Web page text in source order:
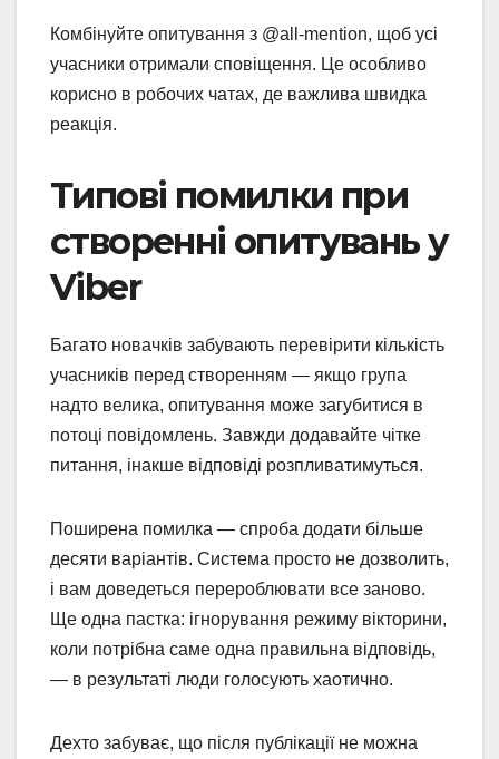
Комбінуйте опитування з @all-mention, щоб усі
учасники отримали сповіщення. Це особливо
корисно в робочих чатах, де важлива швидка
реакція.
Типові помилки при
створенні опитувань у
Viber
Багато новачків забувають перевірити кількість
учасників перед створенням — якщо група
надто велика, опитування може загубитися в
потоці повідомлень. Завжди додавайте чітке
питання, інакше відповіді розпливатимуться.
Поширена помилка — спроба додати більше
десяти варіантів. Система просто не дозволить,
і вам доведеться перероблювати все заново.
Ще одна пастка: ігнорування режиму вікторини,
коли потрібна саме одна правильна відповідь,
— в результаті люди голосують хаотично.
Дехто забуває, що після публікації не можна